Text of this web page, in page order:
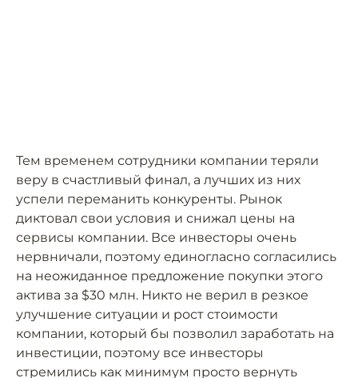
Тем временем сотрудники компании теряли
веру в счастливый финал, а лучших из них
успели переманить конкуренты. Рынок
диктовал свои условия и снижал цены на
сервисы компании. Все инвесторы очень
нервничали, поэтому единогласно согласились
на неожиданное предложение покупки этого
актива за $30 млн. Никто не верил в резкое
улучшение ситуации и рост стоимости
компании, который бы позволил заработать на
инвестиции, поэтому все инвесторы
стремились как минимум просто вернуть